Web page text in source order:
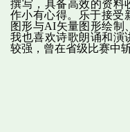
撰写，具备高效的资料
作小有心得。乐于接受
图形与AI矢量图形绘制
我也喜欢诗歌朗诵和演
较强，曾在省级比赛中